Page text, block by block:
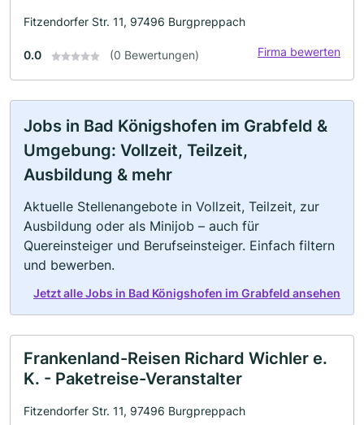
Fitzendorfer Str. 11, 97496 Burgpreppach
0.0 (0 Bewertungen) Firma bewerten
Jobs in Bad Königshofen im Grabfeld &
Umgebung: Vollzeit, Teilzeit,
Ausbildung & mehr
Aktuelle Stellenangebote in Vollzeit, Teilzeit, zur
Ausbildung oder als Minijob – auch für
Quereinsteiger und Berufseinsteiger. Einfach filtern
und bewerben.
Jetzt alle Jobs in Bad Königshofen im Grabfeld ansehen
Frankenland-Reisen Richard Wichler e.
K. - Paketreise-Veranstalter
Fitzendorfer Str. 11, 97496 Burgpreppach